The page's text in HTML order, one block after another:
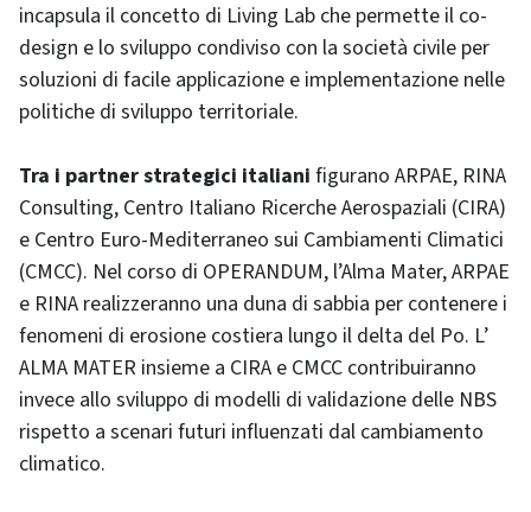
incapsula il concetto di Living Lab che permette il co-
design e lo sviluppo condiviso con la società civile per
soluzioni di facile applicazione e implementazione nelle
politiche di sviluppo territoriale.
Tra i partner strategici italiani figurano ARPAE, RINA
Consulting, Centro Italiano Ricerche Aerospaziali (CIRA)
e Centro Euro-Mediterraneo sui Cambiamenti Climatici
(CMCC). Nel corso di OPERANDUM, l’Alma Mater, ARPAE
e RINA realizzeranno una duna di sabbia per contenere i
fenomeni di erosione costiera lungo il delta del Po. L’
ALMA MATER insieme a CIRA e CMCC contribuiranno
invece allo sviluppo di modelli di validazione delle NBS
rispetto a scenari futuri influenzati dal cambiamento
climatico.